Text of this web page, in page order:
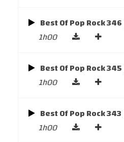
Best Of Pop Rock 346
1h00
Best Of Pop Rock 345
1h00
Best Of Pop Rock 343
1h00